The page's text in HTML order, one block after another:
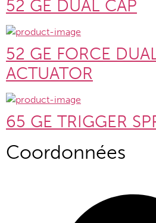
52 GE DUAL CAP
52 GE FORCE
ACTUATOR
65 GE TRIGGER
Coordonnées